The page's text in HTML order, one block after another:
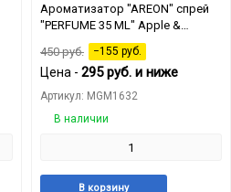
Ароматизатор "AREON" спрей
"PERFUME 35 ML" Apple &
Cinnamon
450руб. −155 руб.
Цена - 295руб. и ниже
Артикул: MGM1632
В наличии
В корзину